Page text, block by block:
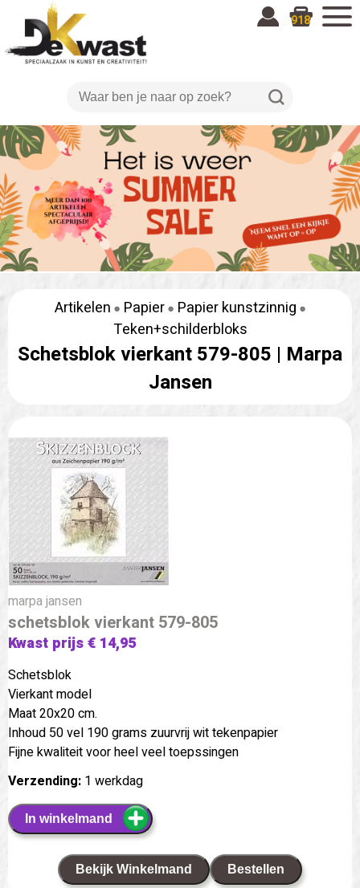
918
Artikelen Papier
Papier kunstzinnig
Teken+schilderbloks
Schetsblok vierkant 579-805 | Marpa
Jansen
marpa jansen
schetsblok vierkant 579-805
Kwast prijs € 14,95
Schetsblok
Vierkant model
Maat 20x20 cm.
Inhoud 50 vel 190 grams zuurvrij wit tekenpapier
Fijne kwaliteit voor heel veel toepssingen
Verzending: 1 werkdag
In winkelmand
Bekijk Winkelmand Bestellen